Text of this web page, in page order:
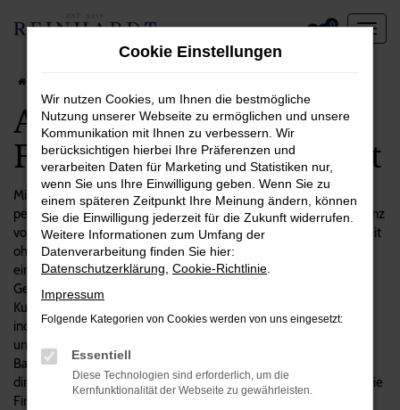
Zum
0
Audi Q8 in Berlin – ein
Fahrzeug, das sich lohnt
Mit einem Audi Q8 machen Sie alles richtig und steigen in das
perfekte Fahrzeug für Berlin und Umgebung. Wir sind voll und ganz
von diesem Modell überzeugt und verkaufen es seit geraumer Zeit
ohne Beanstandungen. Mit Reinhardt Automobile setzen Sie auf
einen unabhängigen Autohändler mit Fokus auf erstklassigen
Gebrauchtfahrzeugen. Unsere Firmenphilosophie stellt Sie als
Kundinnen und Kunden in den Mittelpunkt und setzt auf
individuellen Service. Das gilt auch für die vielen Audi Q8 in
unserem Sortiment, bei denen wir Sie gerne zum passenden
Baujahr, Ausstattung und Motorisierung beraten. Die Lieferung
direkt nach Berlin versteht sich natürlich von selbst, ebenso wie die
Finanzierung und die Inzahlungnahme Ihres aktuellen
Cookie Einstellungen
Wir nutzen Cookies, um Ihnen die bestmögliche
Nutzung unserer Webseite zu ermöglichen und unsere
Kommunikation mit Ihnen zu verbessern. Wir
berücksichtigen hierbei Ihre Präferenzen und
verarbeiten Daten für Marketing und Statistiken nur,
wenn Sie uns Ihre Einwilligung geben. Wenn Sie zu
einem späteren Zeitpunkt Ihre Meinung ändern, können
Sie die Einwilligung jederzeit für die Zukunft widerrufen.
Weitere Informationen zum Umfang der
Datenverarbeitung finden Sie hier:
Datenschutzerklärung Cookie-Richtlinie
Impressum
Folgende Kategorien von Cookies werden von uns eingesetzt:
Essentiell
Diese Technologien sind erforderlich, um die
Kernfunktionalität der Webseite zu gewährleisten.